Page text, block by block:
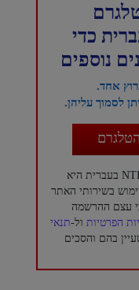
נוספים
אחד.
לסמוך עליהן.
*ההרשמה לערוץ הטלגרם של חדשות NTD בעברית היא
בשירותי האתר
עצם ההרשמה
הפרטיות ול-תנאי
בהם והסכים